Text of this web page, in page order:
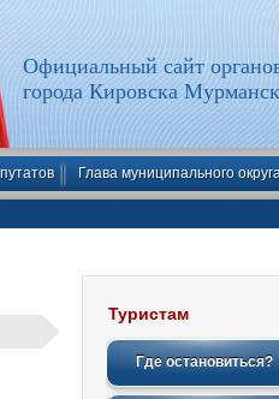
Официальный сайт
города Кировска
Глава муниципального
Туристам
Где остановиться?